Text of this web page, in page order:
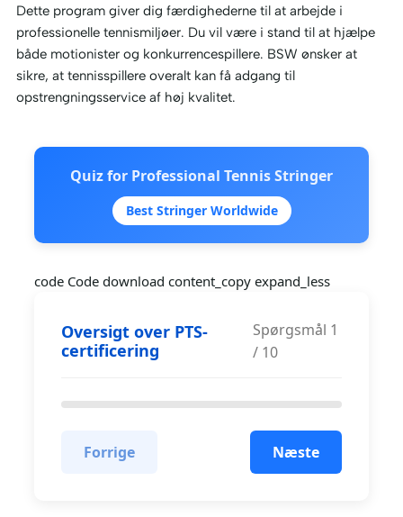
Dette program giver dig færdighederne til at arbejde i
professionelle tennismiljøer. Du vil være i stand til at hjælpe
både motionister og konkurrencespillere. BSW ønsker at
sikre, at tennisspillere overalt kan få adgang til
opstrengningsservice af høj kvalitet.
Quiz for Professional Tennis Stringer
Best Stringer Worldwide
code Code download content_copy expand_less
Oversigt over PTS-
certificering
Spørgsmål 1
/ 10
Forrige Næste